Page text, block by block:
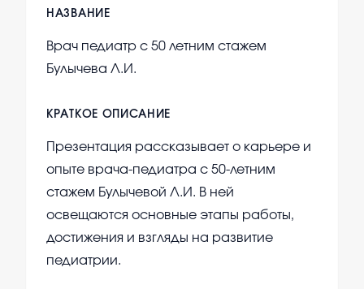
НАЗВАНИЕ
Врач педиатр с 50 летним стажем
Булычева Л.И.
КРАТКОЕ ОПИСАНИЕ
Презентация рассказывает о карьере и
опыте врача-педиатра с 50-летним
стажем Булычевой Л.И. В ней
освещаются основные этапы работы,
достижения и взгляды на развитие
педиатрии.